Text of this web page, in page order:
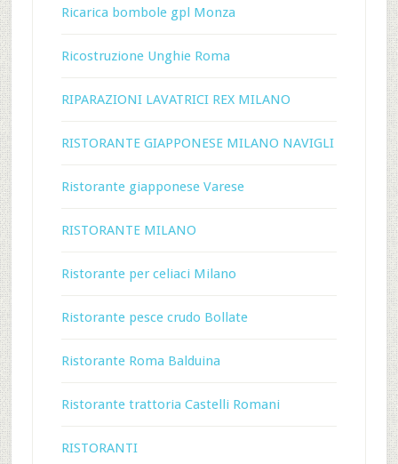
Ricarica bombole gpl Monza
Ricostruzione Unghie Roma
RIPARAZIONI LAVATRICI REX MILANO
RISTORANTE GIAPPONESE MILANO NAVIGLI
Ristorante giapponese Varese
RISTORANTE MILANO
Ristorante per celiaci Milano
Ristorante pesce crudo Bollate
Ristorante Roma Balduina
Ristorante trattoria Castelli Romani
RISTORANTI